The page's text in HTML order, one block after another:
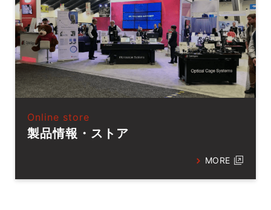
Online store
製品情報・ストア
MORE